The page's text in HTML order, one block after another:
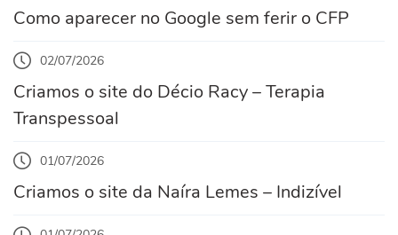
Como aparecer no Google sem ferir o CFP
02/07/2026
Criamos o site do Décio Racy – Terapia
Transpessoal
01/07/2026
Criamos o site da Naíra Lemes – Indizível